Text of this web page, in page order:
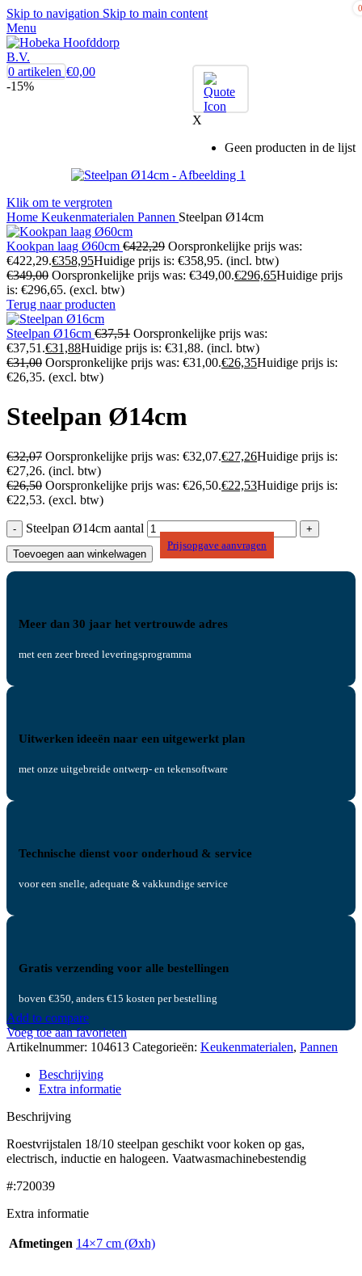
Skip to navigation Skip to main content
Menu
0
X
Geen producten in de lijst
0 artikelen €0,00
-15%
Klik om te vergroten
Home Keukenmaterialen Pannen Steelpan Ø14cm
Kookpan laag Ø60cm €422,29 Oorspronkelijke prijs was:
€422,29.€358,95Huidige prijs is: €358,95. (incl. btw)
€349,00 Oorspronkelijke prijs was: €349,00.€296,65Huidige prijs
is: €296,65. (excl. btw)
Terug naar producten
Steelpan Ø16cm €37,51 Oorspronkelijke prijs was:
€37,51.€31,88Huidige prijs is: €31,88. (incl. btw)
€31,00 Oorspronkelijke prijs was: €31,00.€26,35Huidige prijs is:
€26,35. (excl. btw)
Steelpan Ø14cm
€32,07 Oorspronkelijke prijs was: €32,07.€27,26Huidige prijs is:
€27,26. (incl. btw)
€26,50 Oorspronkelijke prijs was: €26,50.€22,53Huidige prijs is:
€22,53. (excl. btw)
Steelpan Ø14cm aantal
Toevoegen aan winkelwagen
Prijsopgave aanvragen
Meer dan 30 jaar het vertrouwde adres
met een zeer breed leveringsprogramma
Uitwerken ideeën naar een uitgewerkt plan
met onze uitgebreide ontwerp- en tekensoftware
Technische dienst voor onderhoud & service
voor een snelle, adequate & vakkundige service
Gratis verzending voor alle bestellingen
boven €350, anders €15 kosten per bestelling
Add to compare
Voeg toe aan favorieten
Artikelnummer: 104613 Categorieën: Keukenmaterialen, Pannen
Beschrijving
Extra informatie
Beschrijving
Roestvrijstalen 18/10 steelpan geschikt voor koken op gas,
electrisch, inductie en halogeen. Vaatwasmachinebestendig
#:720039
Extra informatie
Afmetingen 14×7 cm (Øxh)